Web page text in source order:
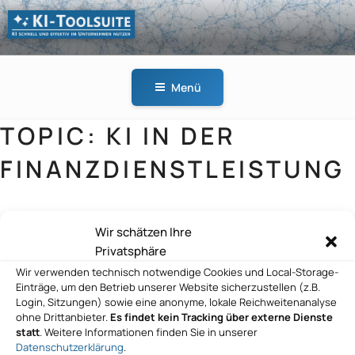
Wir schätzen Ihre
Privatsphäre
Wir verwenden technisch notwendige Cookies und Local-Storage-
Einträge, um den Betrieb unserer Website sicherzustellen (z.B.
Login, Sitzungen) sowie eine anonyme, lokale Reichweitenanalyse
ohne Drittanbieter. Es findet kein Tracking über externe Dienste
statt. Weitere Informationen finden Sie in unserer
Datenschutzerklärung.
Zum
Inhalt
springen
KI-
Menü
TOPIC: KI IN DER
FINANZDIENSTLEISTUNG
bdf consultants GmbH